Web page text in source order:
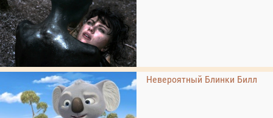
Невероятный Блинки Билл